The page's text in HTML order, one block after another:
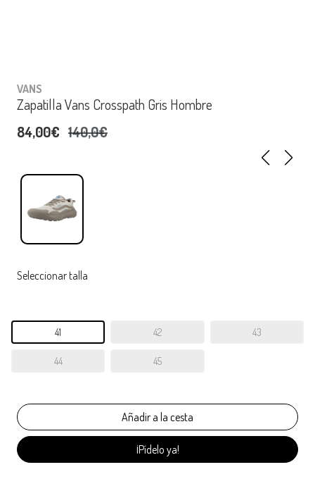
VANS
Zapatilla Vans Crosspath Gris Hombre
84,00€ 140,0€
Seleccionar talla
41 42 43
44 45
¡Pídelo ya!